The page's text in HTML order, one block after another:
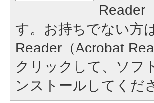
Reader
す。お持ちでない方
Reader（Acrobat
クリックして、ソフ
ンストールしてくだ